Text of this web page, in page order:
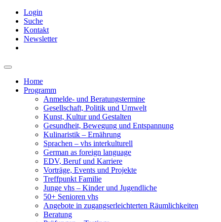
Login
Suche
Kontakt
Newsletter
Home
Programm
Anmelde- und Beratungstermine
Gesellschaft, Politik und Umwelt
Kunst, Kultur und Gestalten
Gesundheit, Bewegung und Entspannung
Kulinaristik – Ernährung
Sprachen – vhs interkulturell
German as foreign language
EDV, Beruf und Karriere
Vorträge, Events und Projekte
Treffpunkt Familie
Junge vhs – Kinder und Jugendliche
50+ Senioren vhs
Angebote in zugangserleichterten Räumlichkeiten
Beratung